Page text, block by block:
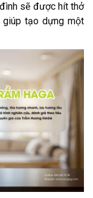
sẽ được hít thở
giúp tạo dựng một